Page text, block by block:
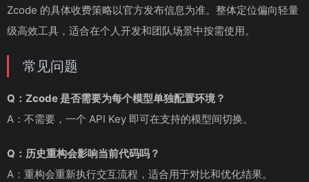
Zcode 的具体收费策略以官方发布信息为准。整体定位偏向轻量
级高效工具，适合在个人开发和团队场景中按需使用。
常见问题
Q：Zcode 是否需要为每个模型单独配置环境？
A：不需要，一个 API Key 即可在支持的模型间切换。
Q：历史重构会影响当前代码吗？
A：重构会重新执行交互流程，适合用于对比和优化结果。